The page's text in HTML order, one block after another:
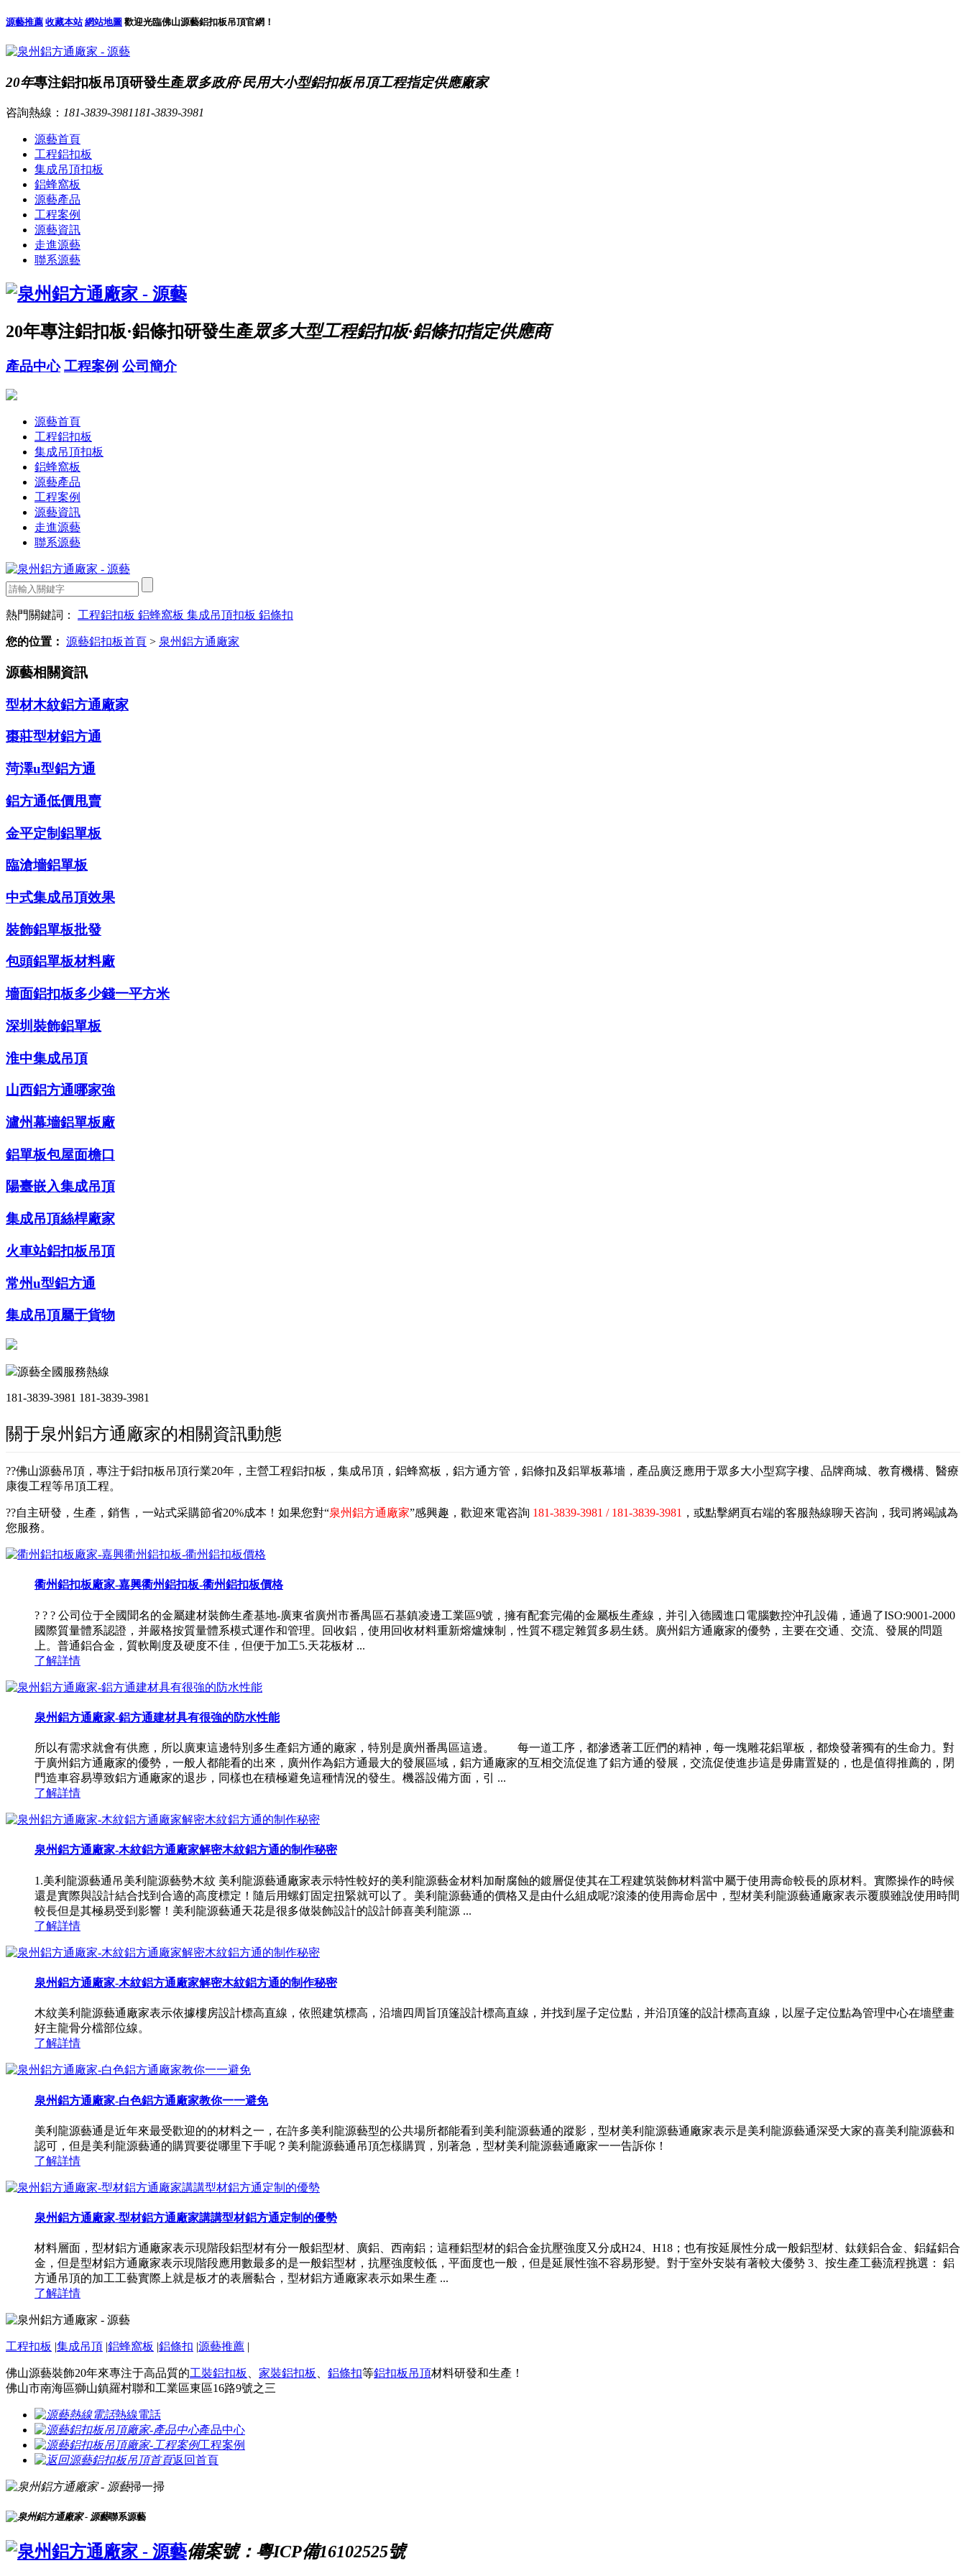
源藝推薦 收藏本站 網站地圖 歡迎光臨佛山源藝鋁扣板吊頂官網！
20年專注鋁扣板吊頂研發生產眾多政府·民用大小型鋁扣板吊頂工程指定供應廠家
咨詢熱線： 181-3839-3981 181-3839-3981
源藝首頁
工程鋁扣板
集成吊頂扣板
鋁蜂窩板
源藝產品
工程案例
源藝資訊
走進源藝
聯系源藝
20年專注鋁扣板·鋁條扣研發生產眾多大型工程鋁扣板·鋁條扣指定供應商
產品中心 工程案例 公司簡介
源藝首頁
工程鋁扣板
集成吊頂扣板
鋁蜂窩板
源藝產品
工程案例
源藝資訊
走進源藝
聯系源藝
熱門關鍵詞： 工程鋁扣板 鋁蜂窩板 集成吊頂扣板 鋁條扣
您的位置： 源藝鋁扣板首頁 > 泉州鋁方通廠家
源藝相關資訊
型材木紋鋁方通廠家
棗莊型材鋁方通
菏澤u型鋁方通
鋁方通低價甩賣
金平定制鋁單板
臨滄墻鋁單板
中式集成吊頂效果
裝飾鋁單板批發
包頭鋁單板材料廠
墻面鋁扣板多少錢一平方米
深圳裝飾鋁單板
淮中集成吊頂
山西鋁方通哪家強
瀘州幕墻鋁單板廠
鋁單板包屋面檐口
陽臺嵌入集成吊頂
集成吊頂絲桿廠家
火車站鋁扣板吊頂
常州u型鋁方通
集成吊頂屬于貨物
源藝全國服務熱線
181-3839-3981 181-3839-3981
關于泉州鋁方通廠家的相關資訊動態
??佛山源藝吊頂，專注于鋁扣板吊頂行業20年，主營工程鋁扣板，集成吊頂，鋁蜂窩板，鋁方通方管，鋁條扣及鋁單板幕墻，產品廣泛應用于眾多大小型寫字樓、品牌商城、教育機構、醫療
康復工程等吊頂工程。
??自主研發，生產，銷售，一站式采購節省20%成本！如果您對“泉州鋁方通廠家”感興趣，歡迎來電咨詢 181-3839-3981 / 181-3839-3981 ，或點擊網頁右端的客服熱線聊天咨詢，我司將竭誠為
您服務。
衢州鋁扣板廠家-嘉興衢州鋁扣板-衢州鋁扣板價格
? ? ? 公司位于全國聞名的金屬建材裝飾生產基地-廣東省廣州市番禺區石基鎮凌邊工業區9號，擁有配套完備的金屬板生產線，并引入德國進口電腦數控沖孔設備，通過了ISO:9001-2000
國際質量體系認證，并嚴格按質量體系模式運作和管理。回收鋁，使用回收材料重新熔爐煉制，性質不穩定雜質多易生銹。廣州鋁方通廠家的優勢，主要在交通、交流、發展的問題
上。普通鋁合金，質軟剛度及硬度不佳，但便于加工5.天花板材 ...
了解詳情
泉州鋁方通廠家-鋁方通建材具有很強的防水性能
所以有需求就會有供應，所以廣東這邊特別多生產鋁方通的廠家，特別是廣州番禺區這邊。 每一道工序，都滲透著工匠們的精神，每一塊雕花鋁單板，都煥發著獨有的生命力。對
于廣州鋁方通廠家的優勢，一般人都能看的出來，廣州作為鋁方通最大的發展區域，鋁方通廠家的互相交流促進了鋁方通的發展，交流促使進步這是毋庸置疑的，也是值得推薦的，閉
門造車容易導致鋁方通廠家的退步，同樣也在積極避免這種情況的發生。機器設備方面，引 ...
了解詳情
泉州鋁方通廠家-木紋鋁方通廠家解密木紋鋁方通的制作秘密
1.美利龍源藝通吊美利龍源藝勢木紋 美利龍源藝通廠家表示特性較好的美利龍源藝金材料加耐腐蝕的鍍層促使其在工程建筑裝飾材料當中屬于使用壽命較長的原材料。實際操作的時候
還是實際與設計結合找到合適的高度標定！隨后用螺釘固定扭緊就可以了。美利龍源藝通的價格又是由什么組成呢?滾漆的使用壽命居中，型材美利龍源藝通廠家表示覆膜雖說使用時間
較長但是其極易受到影響！美利龍源藝通天花是很多做裝飾設計的設計師喜美利龍源 ...
了解詳情
泉州鋁方通廠家-木紋鋁方通廠家解密木紋鋁方通的制作秘密
木紋美利龍源藝通廠家表示依據樓房設計標高直線，依照建筑標高，沿墻四周旨頂篷設計標高直線，并找到屋子定位點，并沿頂篷的設計標高直線，以屋子定位點為管理中心在墻壁畫
好主龍骨分檔部位線。
了解詳情
泉州鋁方通廠家-白色鋁方通廠家教你一一避免
美利龍源藝通是近年來最受歡迎的的材料之一，在許多美利龍源藝型的公共場所都能看到美利龍源藝通的蹤影，型材美利龍源藝通廠家表示是美利龍源藝通深受大家的喜美利龍源藝和
認可，但是美利龍源藝通的購買要從哪里下手呢？美利龍源藝通吊頂怎樣購買，別著急，型材美利龍源藝通廠家一一告訴你！
了解詳情
泉州鋁方通廠家-型材鋁方通廠家講講型材鋁方通定制的優勢
材料層面，型材鋁方通廠家表示現階段鋁型材有分一般鋁型材、廣鋁、西南鋁；這種鋁型材的鋁合金抗壓強度又分成H24、H18；也有按延展性分成一般鋁型材、鈦鎂鋁合金、鋁錳鋁合
金，但是型材鋁方通廠家表示現階段應用數最多的是一般鋁型材，抗壓強度較低，平面度也一般，但是延展性強不容易形變。對于室外安裝有著較大優勢 3、按生產工藝流程挑選： 鋁
方通吊頂的加工工藝實際上就是板才的表層黏合，型材鋁方通廠家表示如果生產 ...
了解詳情
工程扣板 |集成吊頂 |鋁蜂窩板 |鋁條扣 |源藝推薦 |
佛山源藝裝飾20年來專注于高品質的工裝鋁扣板 家裝鋁扣板 鋁條扣等鋁扣板吊頂材料研發和生產！
佛山市南海區獅山鎮羅村聯和工業區東區16路9號之三
熱線電話
產品中心
工程案例
返回首頁
掃一掃
聯系源藝
備案號：粵ICP備16102525號